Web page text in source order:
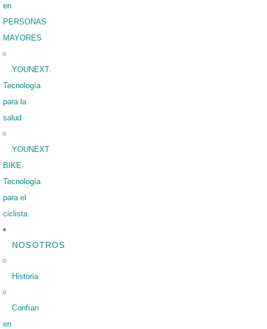
en
PERSONAS
MAYORES
YOUNEXT.
Tecnología
para la
salud
YOUNEXT
BIKE.
Tecnología
para el
ciclista
NOSOTROS
Historia
Confían
en